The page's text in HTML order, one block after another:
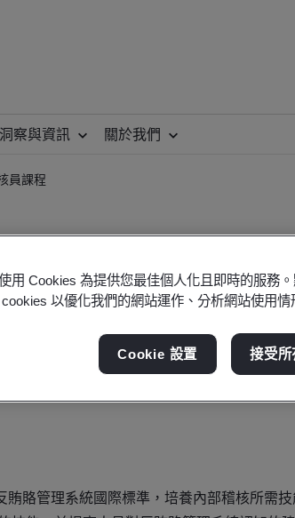
洞察與資訊 關於我們
員課程
賂管理系統內部稽
賂管理系統國際標準，培養內部稽核所需
用 Cookies 為提供您最佳個人化且即時的服務
以優化我們的網站運作、分析網站使用情
Cookie 設置 接受